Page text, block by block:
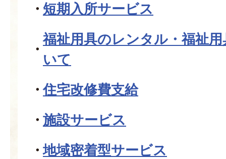
短期入所サービス
福祉用具のレンタル・福祉
いて
住宅改修費支給
施設サービス
地域密着型サービス